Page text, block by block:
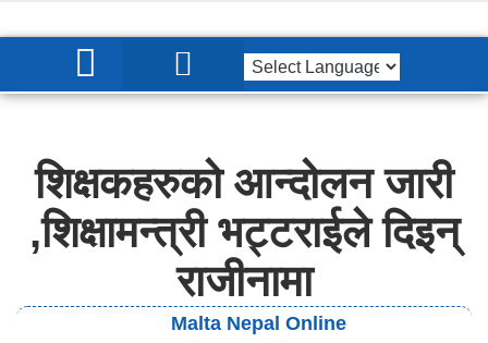
शिक्षकहरुको आन्दोलन जारी
,शिक्षामन्त्री भट्टराईले दिइन्
राजीनामा
Malta Nepal Online